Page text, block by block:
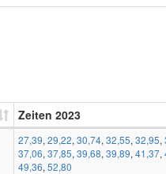
Zeiten 2023
27,39, 29,22, 30,74, 32,55, 32,95,
37,06, 37,85, 39,68, 39,89, 41,37,
49,36, 52,80